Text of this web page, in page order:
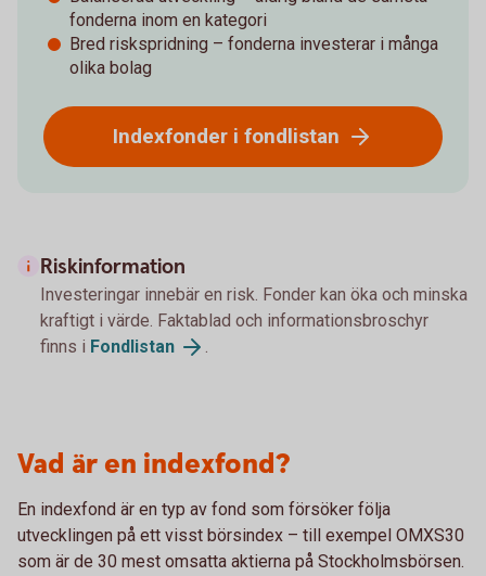
fonderna inom en kategori
Bred riskspridning – fonderna investerar i många
olika bolag
Indexfonder i fondlistan
Riskinformation
Investeringar innebär en risk. Fonder kan öka och minska
kraftigt i värde. Faktablad och informationsbroschyr
finns i Fondlistan .
Vad är en indexfond?
En indexfond är en typ av fond som försöker följa
utvecklingen på ett visst börsindex – till exempel OMXS30
som är de 30 mest omsatta aktierna på Stockholmsbörsen.